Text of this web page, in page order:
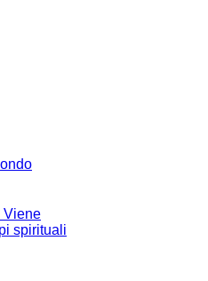
Viene
spirituali